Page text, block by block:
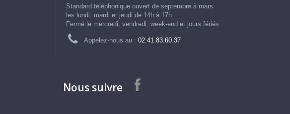
Standard téléphonique ouvert de septembre à mars
les lundi, mardi et jeudi de 14h à 17h.
Fermé le mercredi, vendredi, week-end et jours fériés.
Appelez-nous au : 02.41.83.60.37
Nous suivre